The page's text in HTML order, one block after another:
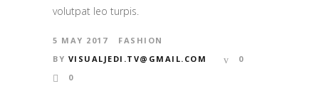
volutpat leo turpis.
5 MAY 2017
FASHION
BY VISUALJEDI.TV@GMAIL.COM
0
0